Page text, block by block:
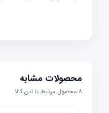
محصولات مشابه
۸ محصول مرتبط با این کالا